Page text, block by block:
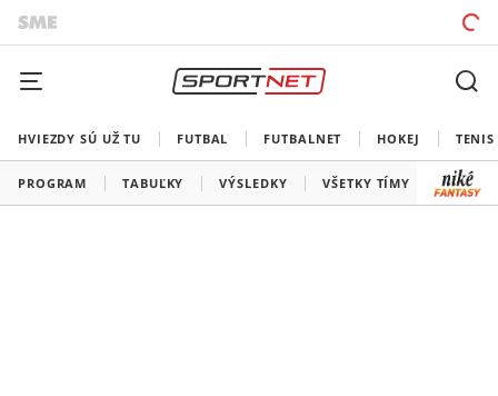
HVIEZDY SÚ UŽ TU FUTBAL FUTBALNET HOKEJ TENIS
PROGRAM TABUĽKY VÝSLEDKY VŠETKY TÍMY